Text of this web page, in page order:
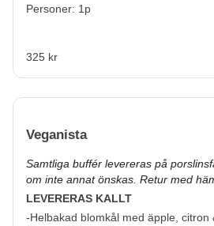
Personer: 1p
325 kr
Veganista
Samtliga buffér levereras på
om inte annat önskas. Retur med
LEVERERAS KALLT
-Helbakad blomkål med äpple, citron